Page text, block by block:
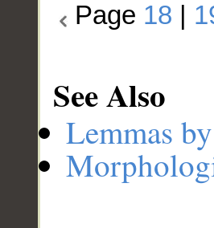
Page 18
See Also
Lemmas